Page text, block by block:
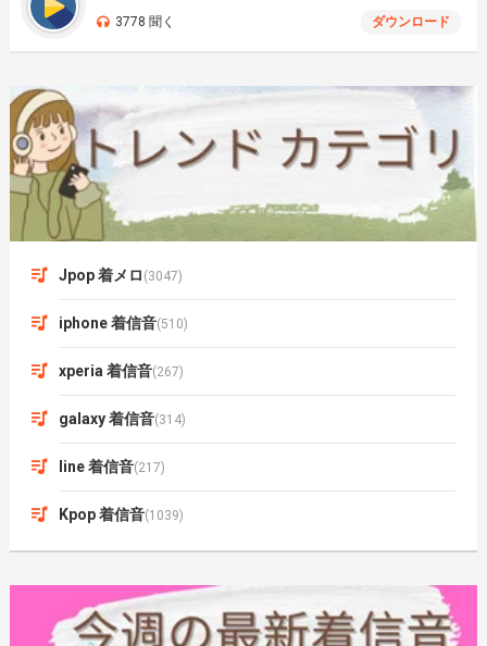
3778 聞く ダウンロード
Jpop 着メロ (3047)
iphone 着信音(510)
xperia 着信音(267)
galaxy 着信音(314)
line 着信音(217)
Kpop 着信音(1039)